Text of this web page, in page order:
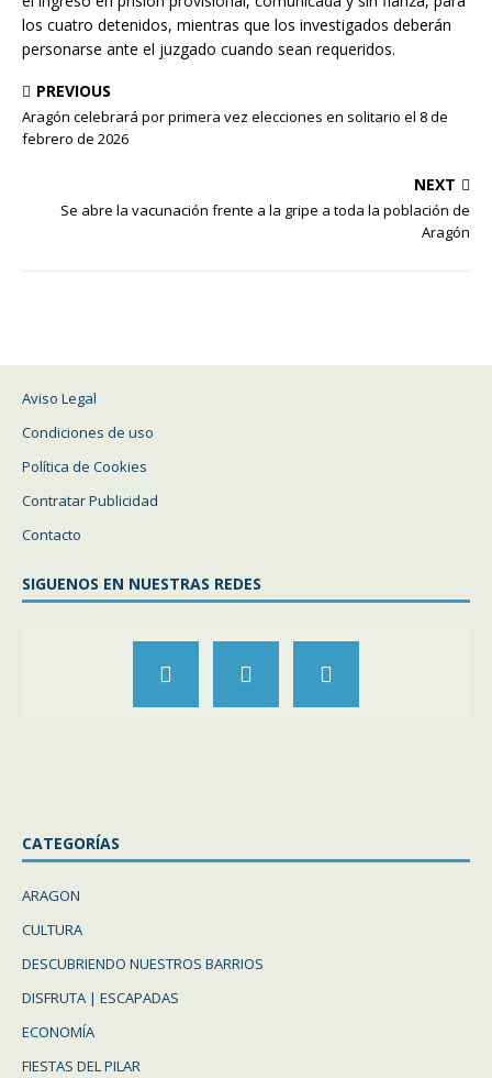
los cuatro detenidos, mientras que los investigados deberán
personarse ante el juzgado cuando sean requeridos.
PREVIOUS
Aragón celebrará por primera vez elecciones en solitario el 8 de
febrero de 2026
NEXT
Se abre la vacunación frente a la gripe a toda la población de
Aragón
Aviso Legal
Condiciones de uso
Política de Cookies
Contratar Publicidad
Contacto
SIGUENOS EN NUESTRAS REDES
CATEGORÍAS
ARAGON
CULTURA
DESCUBRIENDO NUESTROS BARRIOS
DISFRUTA | ESCAPADAS
ECONOMÍA
FIESTAS DEL PILAR